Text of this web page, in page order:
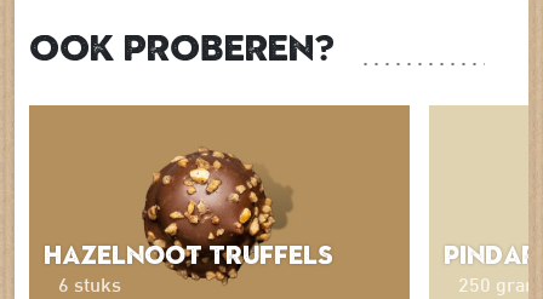
Ook proberen?
6 stuks
Hazelnoot Truffels
250 gram